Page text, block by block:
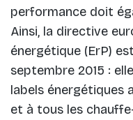
performance doit
Ainsi, la directive
énergétique (ErP)
septembre 2015 :
labels énergétiques
et à tous les